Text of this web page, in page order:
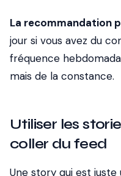
La recommandation
jour si vous avez du
fréquence
mais de la constance.
Utiliser les
coller du feed
Une story qui est